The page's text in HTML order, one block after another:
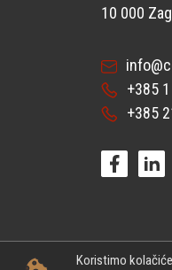
10 000
+385
+385
Koristimo